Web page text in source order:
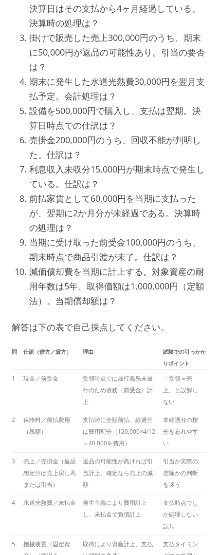
決算日はその支払から4ヶ月経過している。
決算時の処理は？
掛けで販売した売上300,000円のうち、期末
に50,000円が返品の可能性あり。引当の要否
は？
期末に発生した水道光熱費30,000円を翌月支
払予定。会計処理は？
設備を500,000円で購入し、支払は翌期。決
算日時点での仕訳は？
売掛金200,000円のうち、回収不能が判明し
た。仕訳は？
利息収入未収分15,000円が期末時点で発生し
ている。仕訳は？
前払家賃として60,000円を当期に支払った
が、翌期に2か月分が未経過である。決算時
の処理は？
当期に受け取った前受金100,000円のうち、
期末時点で商品引渡が未了。仕訳は？
減価償却費を当期に計上する。対象資産の耐
用年数は5年、取得価額は1,000,000円（定額
法）。当期償却額は？
解答は下の表で自己採点してください。
問 仕訳（借方／貸方） 理由
試験での引っかか
りポイント
1 現金／前受金
受領時点では履行義務未履
行のため債務（前受金）計
上
「受領＝売
上」と誤解し
ない
2
保険料／前払費用
（残額）
支払時に全額前払、経過分
は費用配分（120,000×4/12
＝40,000を費用）
未経過分の按
分を忘れやす
い
3
売上／売掛金（返品
想定分は売上戻し高
または引当）
返品の可能性が高ければ引
当計上、確定なら売上の減
額
引当か実際の
控除かの判断
を迷う
4 水道光熱費／未払金
発生主義により費用計上
し、未払金で負債計上
支払時点でし
か処理しない
誤り
5
機械装置（固定資
取得により資産計上、支払
支払タイミン